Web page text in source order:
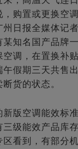
，购置或更换空
日报全媒体记
某知名国产品牌
空调，在置换补
假期三天共售
货的状态。
版空调能效标准
三级能效产品库
看到，有部分